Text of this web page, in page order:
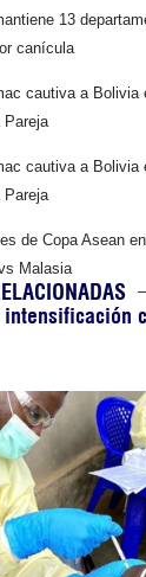
13
canícula
cautiva a Bolivia
Pareja
cautiva a Bolivia
Pareja
de Copa Asean
Malasia
intensificación